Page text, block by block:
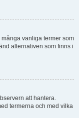
vanliga termer som
alternativen som finns i
att hantera.
termerna och med vilka